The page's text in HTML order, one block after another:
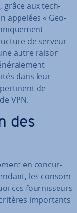
grâce aux tech­
appelées « Geo-
de serveur
autre raison
dans leur
de
VPN.
des
en con­cur­
les con­som­
ces four­nis­seurs
im­por­tants